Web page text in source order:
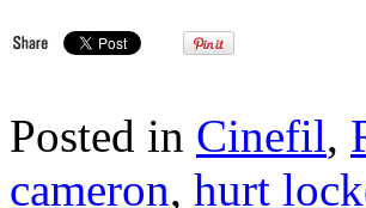
Posted in Cinefil,
cameron, hurt